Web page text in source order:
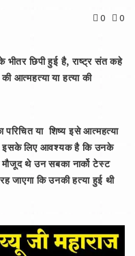
0 0
भीतर छिपी हुई है, राष्ट्र संत कहे
आत्महत्या या हत्या की
परिचित या शिष्य इसे आत्महत्या
इसके लिए आवश्यक है कि उनके
थे उन सबका नार्को टेस्ट
जाएगा कि उनकी हत्या हुई थी